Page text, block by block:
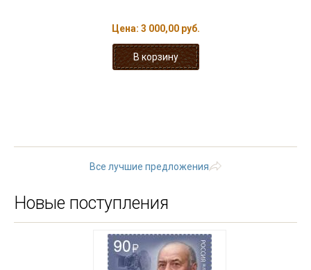
Цена: 3 000,00 руб.
Все лучшие предложения
Новые поступления